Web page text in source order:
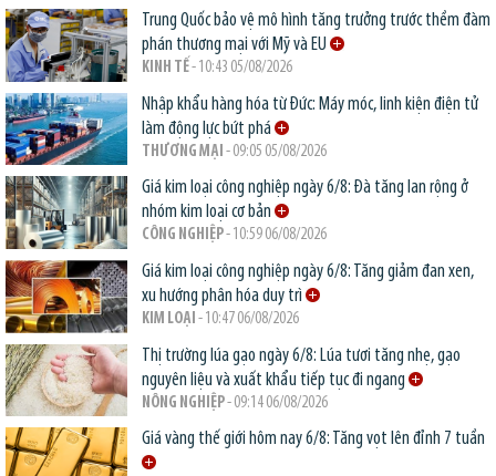
Trung Quốc bảo vệ mô hình tăng trưởng trước thềm đàm
phán thương mại với Mỹ và EU
KINH TẾ- 10:43 05/08/2026
Nhập khẩu hàng hóa từ Đức: Máy móc, linh kiện điện tử
làm động lực bứt phá
THƯƠNG MẠI - 09:05 05/08/2026
Giá kim loại công nghiệp ngày 6/8: Đà tăng lan rộng ở
nhóm kim loại cơ bản
CÔNG NGHIỆP- 10:59 06/08/2026
Giá kim loại công nghiệp ngày 6/8: Tăng giảm đan xen,
xu hướng phân hóa duy trì
KIM LOẠI - 10:47 06/08/2026
Thị trường lúa gạo ngày 6/8: Lúa tươi tăng nhẹ, gạo
nguyên liệu và xuất khẩu tiếp tục đi ngang
NÔNG NGHIỆP- 09:14 06/08/2026
Giá vàng thế giới hôm nay 6/8: Tăng vọt lên đỉnh 7 tuần